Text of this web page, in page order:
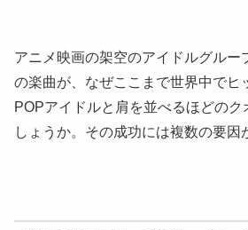
アニメ映画の架空のアイドルグルー
の楽曲が、なぜここまで世界中でヒ
POPアイドルと肩を並べるほどの
しょうか。その成功には複数の要因